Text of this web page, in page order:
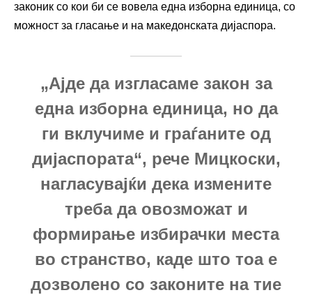
законик со кои би се вовела една изборна единица, со
можност за гласање и на македонската дијаспора.
„Ајде да изгласаме закон за
една изборна единица, но да
ги вклучиме и граѓаните од
дијаспората“, рече Мицкоски,
нагласувајќи дека измените
треба да овозможат и
формирање избирачки места
во странство, каде што тоа е
дозволено со законите на тие